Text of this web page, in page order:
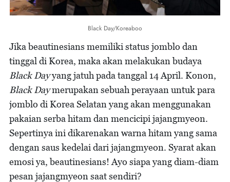
Black Day/Koreaboo
Jika beautinesians memiliki status jomblo dan
tinggal di Korea, maka akan melakukan budaya
Black Dayyang jatuh pada tanggal 14 April. Konon,
Black Daymerupakan sebuah perayaan untuk para
jomblo di Korea Selatan yang akan menggunakan
pakaian serba hitam dan mencicipi jajangmyeon.
Sepertinya ini dikarenakan warna hitam yang sama
dengan saus kedelai dari jajangmyeon. Syarat akan
emosi ya, beautinesians! Ayo siapa yang diam-diam
pesan jajangmyeon saat sendiri?